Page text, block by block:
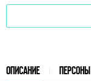
ОПИСАНИЕ ПЕРСОНЫ